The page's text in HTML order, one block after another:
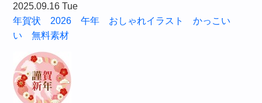
2025.09.16 Tue
年賀状 2026 午年 おしゃれイラスト かっこい
い 無料素材